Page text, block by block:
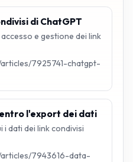
di ChatGPT
e gestione dei link
7925741-chatgpt-
l'export dei dati
i dati dei link condivisi
7943616-data-